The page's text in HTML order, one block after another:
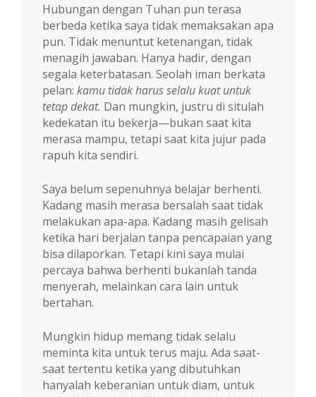
Hubungan dengan Tuhan pun terasa
berbeda ketika saya tidak memaksakan apa
pun. Tidak menuntut ketenangan, tidak
menagih jawaban. Hanya hadir, dengan
segala keterbatasan. Seolah iman berkata
pelan: kamu tidak harus selalu kuat untuk
tetap dekat. Dan mungkin, justru di situlah
kedekatan itu bekerja—bukan saat kita
merasa mampu, tetapi saat kita jujur pada
rapuh kita sendiri.
Saya belum sepenuhnya belajar berhenti.
Kadang masih merasa bersalah saat tidak
melakukan apa-apa. Kadang masih gelisah
ketika hari berjalan tanpa pencapaian yang
bisa dilaporkan. Tetapi kini saya mulai
percaya bahwa berhenti bukanlah tanda
menyerah, melainkan cara lain untuk
bertahan.
Mungkin hidup memang tidak selalu
meminta kita untuk terus maju. Ada saat-
saat tertentu ketika yang dibutuhkan
hanyalah keberanian untuk diam, untuk